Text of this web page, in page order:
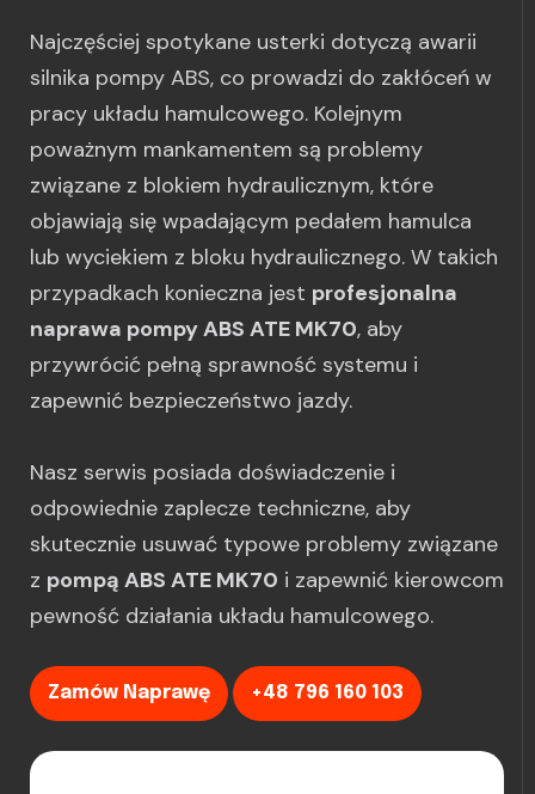
Najczęściej spotykane usterki dotyczą awarii
silnika pompy ABS, co prowadzi do zakłóceń w
pracy układu hamulcowego. Kolejnym
poważnym mankamentem są problemy
związane z blokiem hydraulicznym, które
objawiają się wpadającym pedałem hamulca
lub wyciekiem z bloku hydraulicznego. W takich
przypadkach konieczna jest profesjonalna
naprawa pompy ABS ATE MK70, aby
przywrócić pełną sprawność systemu i
zapewnić bezpieczeństwo jazdy.
Nasz serwis posiada doświadczenie i
odpowiednie zaplecze techniczne, aby
skutecznie usuwać typowe problemy związane
z pompą ABS ATE MK70 i zapewnić kierowcom
pewność działania układu hamulcowego.
Zamów Naprawę +48 796 160 103